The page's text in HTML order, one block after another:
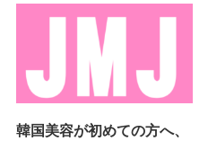
韓国美容が初めての方へ、